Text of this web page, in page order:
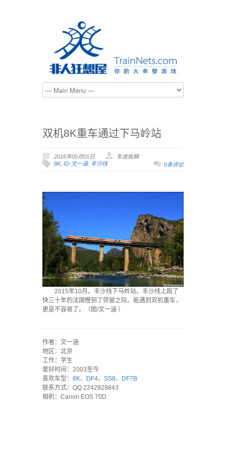
双机8K重车通过下马岭站
2016年05月01日
车迷投稿
8K, ID-文一涵, 丰沙线 0条评论
2015年10月。丰沙线下马岭站。丰沙线上跑了
快三十年的法国橙到了弥留之际。能遇到双机重车，
更是不容易了。（图/文一涵 ）
作者：文一涵
地区：北京
工作：学生
爱好时间：2003至今
喜欢车型： 8K、 DF4、 SS8、 DF7B
联系方式：QQ 2242929843
相机：Canon EOS 70D